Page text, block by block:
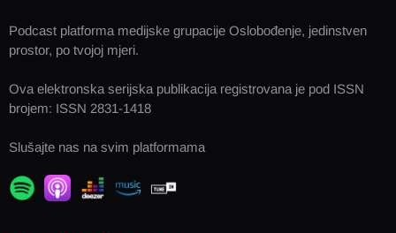
Podcast platforma medijske grupacije Oslobođenje, jedinstven
prostor, po tvojoj mjeri.
Ova elektronska serijska publikacija registrovana je pod ISSN
brojem: ISSN 2831-1418
Slušajte nas na svim platformama